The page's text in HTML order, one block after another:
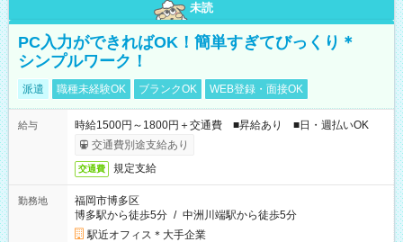
未読
PC入力ができればOK！簡単すぎてびっくり＊
シンプルワーク！
派遣 職種未経験OK ブランクOK WEB登録・面接OK
給与
時給1500円～1800円＋交通費 ■昇給あり ■日・週払いOK
交通費別途支給あり
交通費 規定支給
勤務地
福岡市博多区
博多駅から徒歩5分 / 中洲川端駅から徒歩5分
駅近オフィス＊大手企業